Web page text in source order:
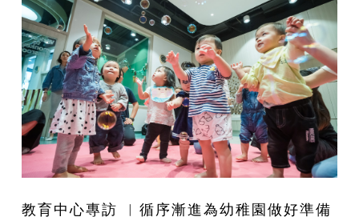
教育中心專訪 ︳循序漸進為幼稚園做好準備